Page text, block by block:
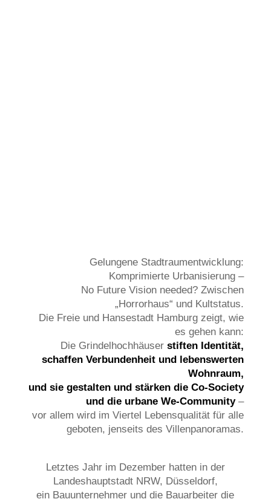
Gelungene Stadtraumentwicklung:
Komprimierte Urbanisierung –
No Future Vision needed? Zwischen
„Horrorhaus“ und Kultstatus.
Die Freie und Hansestadt Hamburg zeigt, wie
es gehen kann:
Die Grindelhochhäuserstiften Identität,
schaffen Verbundenheit und lebenswerten
Wohnraum,
und sie gestalten und stärken die Co-Society
und die urbane We-Community–
vor allem wird im Viertel Lebensqualität für alle
geboten, jenseits des Villenpanoramas.
Letztes Jahr im Dezember hatten in der
Landeshauptstadt NRW, Düsseldorf,
ein Bauunternehmer und die Bauarbeiter die